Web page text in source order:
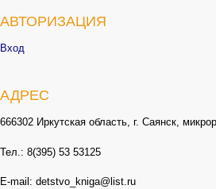
АВТОРИЗАЦИЯ
Вход
АДРЕС
666302 Иркутская область, г. Саянск,
Тел.: 8(395) 53 53125
E-mail: detstvo_kniga@list.ru